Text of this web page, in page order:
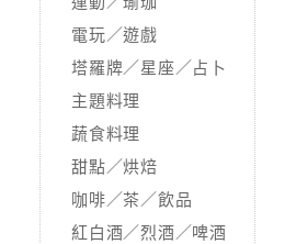
電玩／遊戲
塔羅牌／星座／占卜
主題料理
蔬食料理
甜點／烘焙
咖啡／茶／飲品
紅白酒／烈酒／啤酒